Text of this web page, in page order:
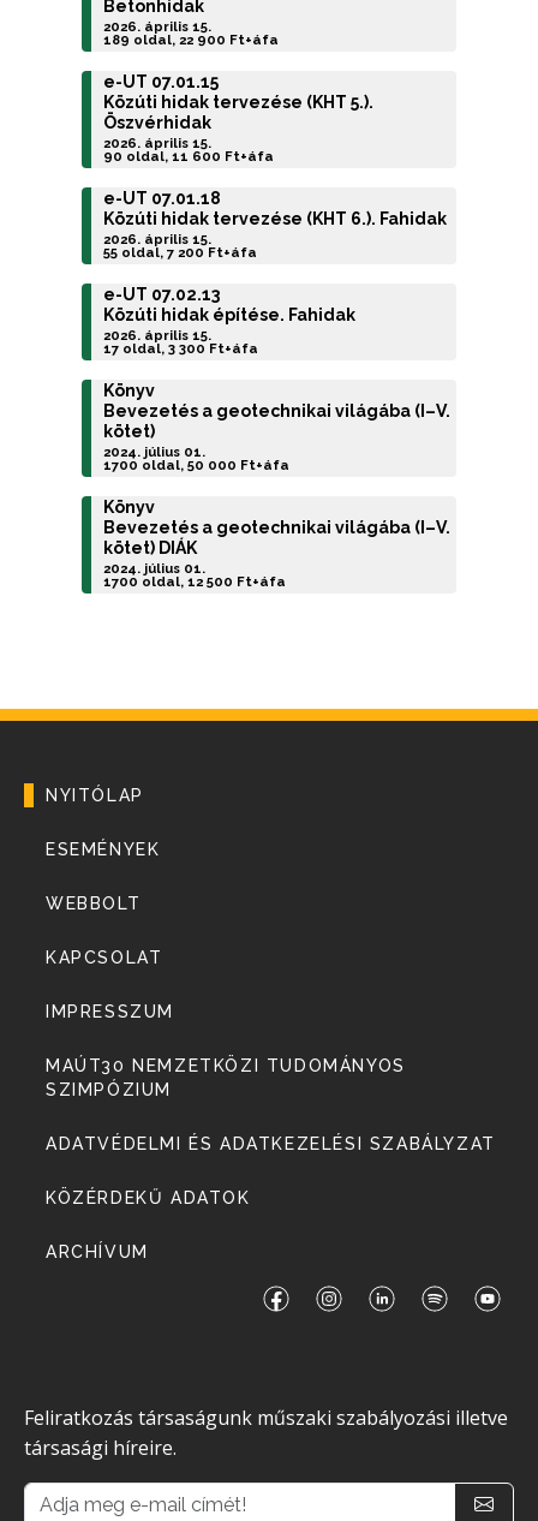
Betonhidak
2026. április 15.
189 oldal, 22 900 Ft+áfa
e-UT 07.01.15
Közúti hidak tervezése (KHT 5.).
Öszvérhidak
2026. április 15.
90 oldal, 11 600 Ft+áfa
e-UT 07.01.18
Közúti hidak tervezése (KHT 6.). Fahidak
2026. április 15.
55 oldal, 7 200 Ft+áfa
e-UT 07.02.13
Közúti hidak építése. Fahidak
2026. április 15.
17 oldal, 3 300 Ft+áfa
Könyv
Bevezetés a geotechnikai világába (I–V.
kötet)
2024. július 01.
1700 oldal, 50 000 Ft+áfa
Könyv
Bevezetés a geotechnikai világába (I–V.
kötet) DIÁK
2024. július 01.
1700 oldal, 12 500 Ft+áfa
NYITÓLAP
ESEMÉNYEK
WEBBOLT
KAPCSOLAT
IMPRESSZUM
MAÚT30 NEMZETKÖZI TUDOMÁNYOS
SZIMPÓZIUM
ADATVÉDELMI ÉS ADATKEZELÉSI SZABÁLYZAT
KÖZÉRDEKŰ ADATOK
ARCHÍVUM
Feliratkozás társaságunk műszaki szabályozási illetve
társasági híreire.